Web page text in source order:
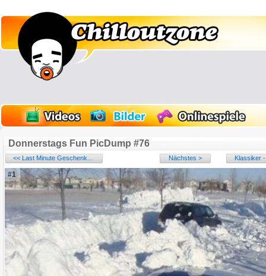
Donnerstags Fun PicDump #76
<< Last Minute Geschenk... Nächstes > Klassiker
#1